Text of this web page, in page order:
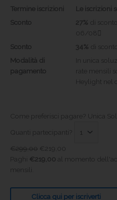
Termine iscrizioni
Le iscrizioni
Sconto
27% di
06/08
Sconto
34% di
Modalità di
pagamento
In unica
rate mensili
Heylight nel
Come preferisci pagare? Unica
Quanti partecipanti?
€299,00 €
219,00
Paghi €219,00 al momento
mensili.
Clicca qui per iscriverti